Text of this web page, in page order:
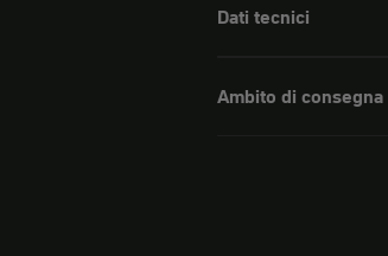
Dati tecnici
Ambito di consegna